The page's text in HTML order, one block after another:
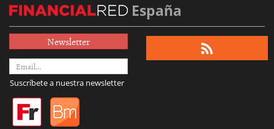
España
Newsletter
Suscríbete a nuestra newsletter